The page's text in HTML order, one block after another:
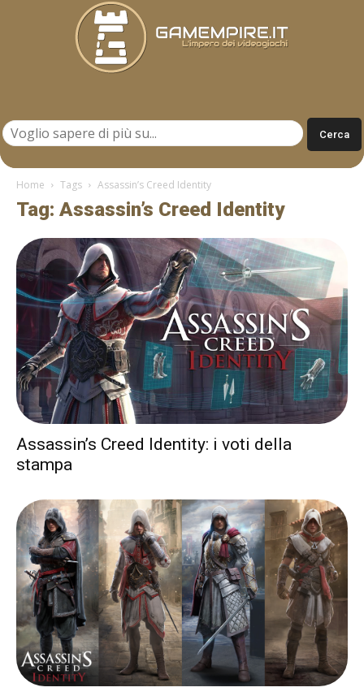
Home Tags Assassin’s Creed Identity
Tag: Assassin’s Creed Identity
Assassin’s Creed Identity: i voti della
stampa